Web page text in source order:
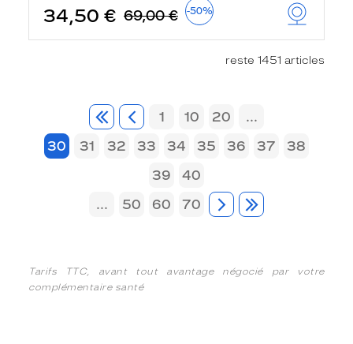
34,50 € 69,00 € -50%
reste 1451 articles
1 10 20
...
30
31 32 33 34 35 36 37
38
39
40
...
50 60 70
Tarifs TTC, avant tout avantage négocié par votre
complémentaire santé